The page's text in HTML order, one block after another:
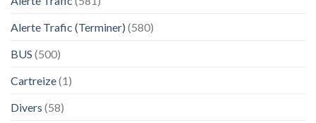
Alerte Trafic (Terminer) (580)
BUS (500)
Cartreize(1)
Divers (58)